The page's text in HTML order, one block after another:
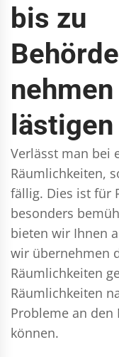
bis zu
lästigen
Verlässt man bei
Räumlichkeiten,
fällig. Dies ist für
besonders
bieten wir Ihnen
wir übernehmen
Räumlichkeiten
Räumlichkeiten
Probleme an den
können.